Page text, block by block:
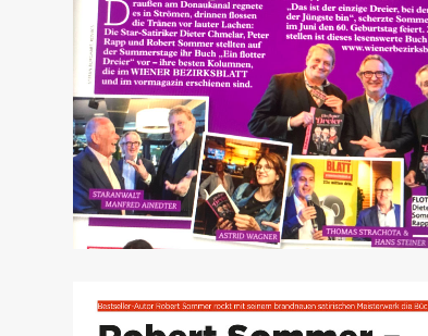
robert-sommer-07-2022-wiener-